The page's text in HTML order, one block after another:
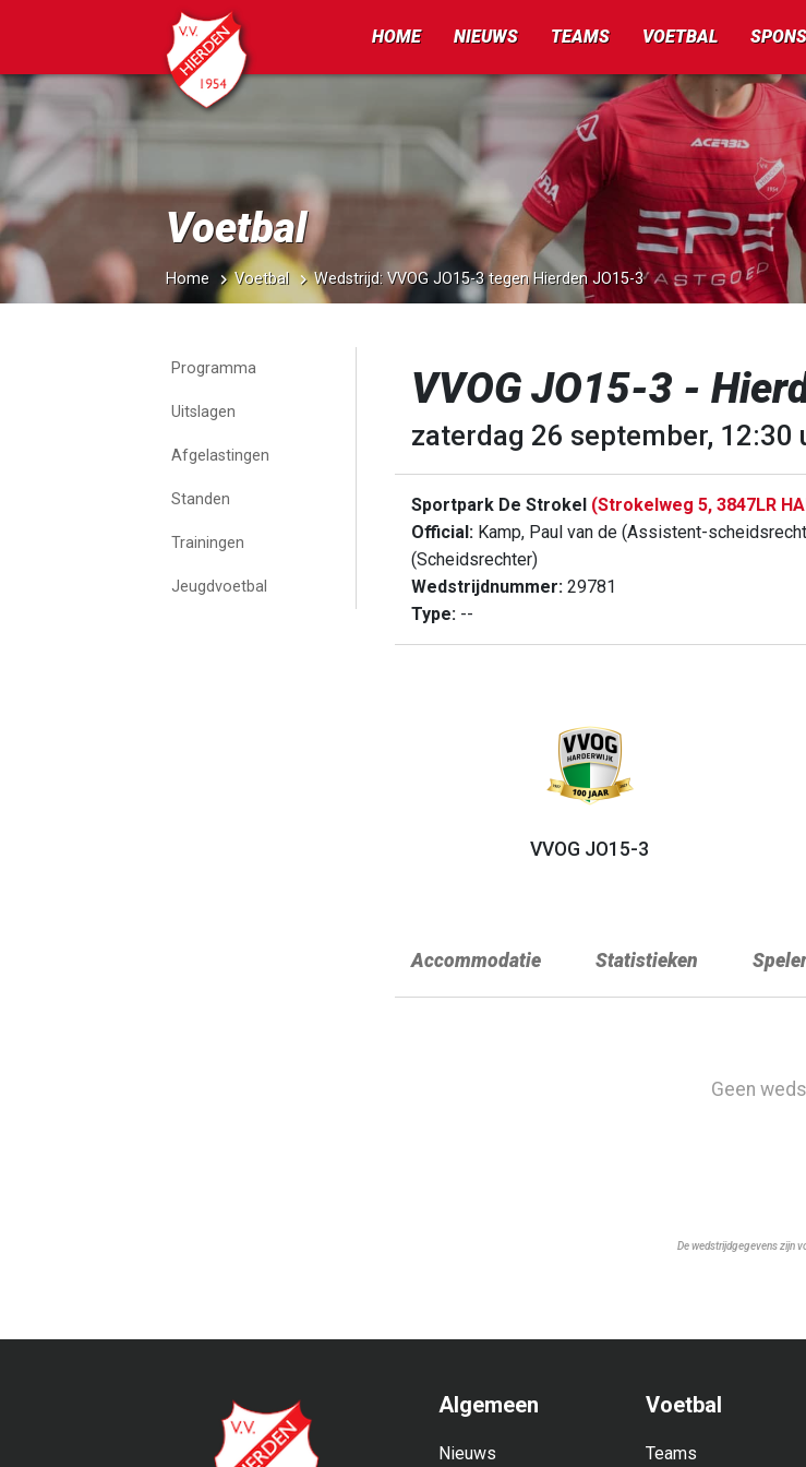
HOME NIEUWS TEAMS VOETBAL
Voetbal
Home Voetbal Wedstrijd: VVOG JO15-3 tegen Hierden JO15-3
Programma
Uitslagen
Afgelastingen
Standen
Trainingen
Jeugdvoetbal
VVOG JO15-3 -
zaterdag 26 september, 12:30
Sportpark De Strokel (Strokelweg 5, 3847LR
Official: Kamp, Paul van de (Assistent-
(Scheidsrechter)
Wedstrijdnummer: 29781
Type: --
VVOG JO15-3
Accommodatie Statistieken
Geen
De wedstrijdgegevens zijn
Algemeen
Nieuws
Voetbal
Teams